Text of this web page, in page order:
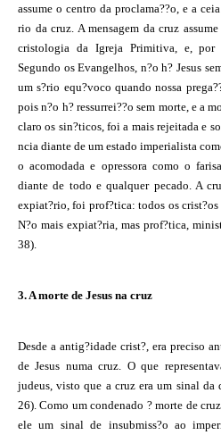
assume o centro da proclama??o, e a
rio da cruz. A mensagem da cruz
cristologia da Igreja Primitiva, e, por
Segundo os Evangelhos, n?o h? Jesus
um s?rio equ?voco quando nossa
pois n?o h? ressurrei??o sem morte, e a
claro os sin?ticos, foi a mais rejeitada e
ncia diante de um estado imperialista
o acomodada e opressora como o
diante de todo e qualquer pecado. A
expiat?rio, foi prof?tica: todos os crist?os
N?o mais expiat?ria, mas prof?tica,
38).
3. A morte de Jesus na cruz
Desde a antig?idade crist?, era preciso
de Jesus numa cruz. O que
judeus, visto que a cruz era um sinal da
26). Como um condenado ? morte de
ele um sinal de insubmiss?o ao